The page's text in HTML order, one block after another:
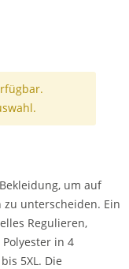
um auf
unterscheiden. Ein
Regulieren,
in 4
5XL. Die